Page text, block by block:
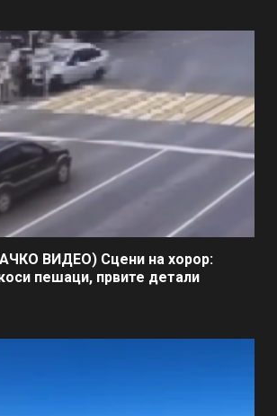
ВИДЕО) Сцени на хорор:
пешаци, првите детали